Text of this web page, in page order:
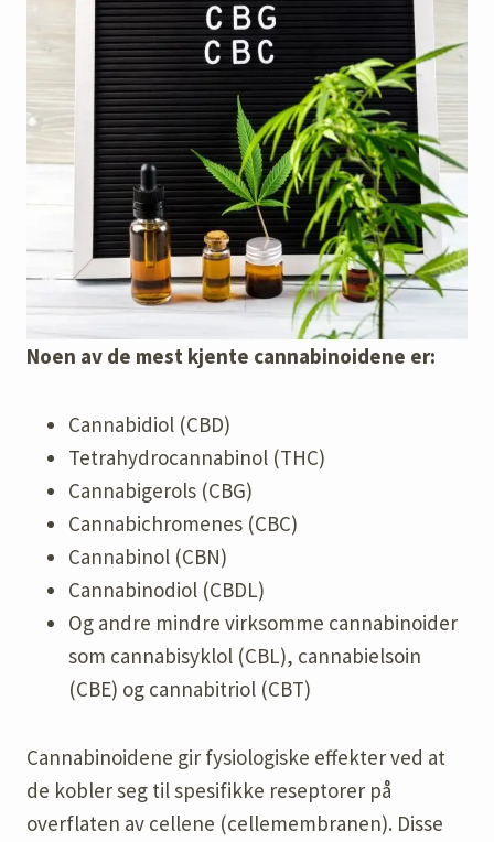
Noen av de mest kjente cannabinoidene er:
Cannabidiol (CBD)
Tetrahydrocannabinol (THC)
Cannabigerols (CBG)
Cannabichromenes (CBC)
Cannabinol (CBN)
Cannabinodiol (CBDL)
Og andre mindre virksomme cannabinoider
som cannabisyklol (CBL), cannabielsoin
(CBE) og cannabitriol (CBT)
Cannabinoidene gir fysiologiske effekter ved at
de kobler seg til spesifikke reseptorer på
overflaten av cellene (cellemembranen). Disse